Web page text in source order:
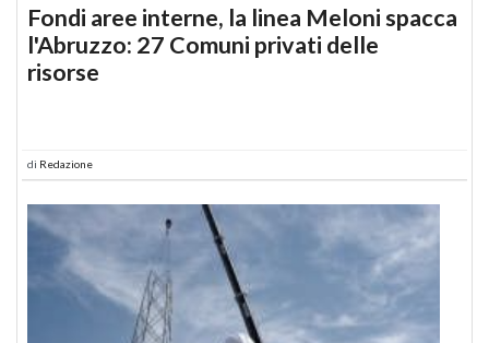
Fondi aree interne, la linea Meloni spacca
l'Abruzzo: 27 Comuni privati delle
risorse
di Redazione